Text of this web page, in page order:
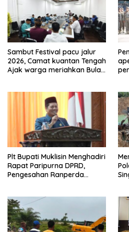
Sambut Festival pacu jalur
2026, Camat kuantan Tengah
Ajak warga meriahkan Bulan
Plt Bupati Muklisin Menghadiri
Rapat Paripurna DPRD,
Pengesahan Ranperda